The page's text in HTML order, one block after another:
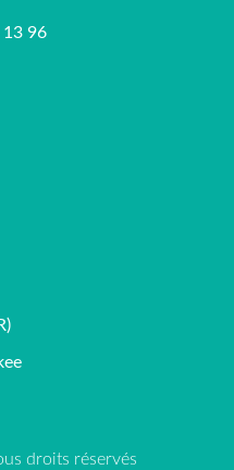
13 96
droits réservés